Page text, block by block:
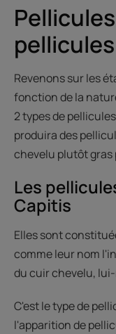
Revenons sur les
fonction de la
2 types de
produira des
chevelu plutôt gras
Les
Capitis
Elles sont
comme leur nom
du cuir chevelu,
C'est le type de
l'apparition de